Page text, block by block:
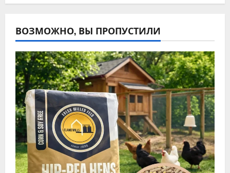
ВОЗМОЖНО, ВЫ ПРОПУСТИЛИ